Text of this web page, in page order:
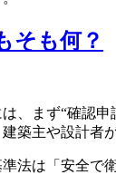
そも何？
、まず“確認
築主や設計者
法は「安全